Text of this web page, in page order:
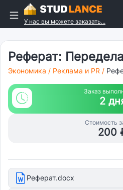
У нас вы можете заказать...
Реферат:
Экономика / Реклама и PR /
Заказ
2
Стоимость
200
Реферат.docx